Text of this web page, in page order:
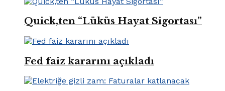
Quick,ten “Lüküs Hayat Sigortası”
Fed faiz kararını açıkladı